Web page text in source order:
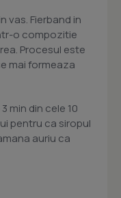
vas. Fierband in
o compozitie
Procesul este
mai formeaza
min din cele 10
pentru ca siropul
auriu ca